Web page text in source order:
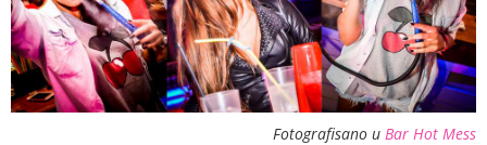
Fotografisano u Bar Hot Mess